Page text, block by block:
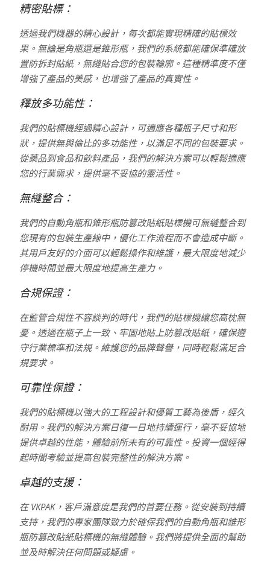
精密貼標：
透過我們機器的精心設計，每次都能實現精確的貼標效
果。無論是角瓶還是錐形瓶，我們的系統都能確保準確放
置防拆封貼紙，無縫貼合您的包裝輪廓。這種精準度不僅
增強了產品的美感，也增強了產品的真實性。
釋放多功能性：
我們的貼標機經過精心設計，可適應各種瓶子尺寸和形
狀，提供無與倫比的多功能性，以滿足不同的包裝要求。
從藥品到食品和飲料產品，我們的解決方案可以輕鬆適應
您的行業需求，提供毫不妥協的靈活性。
無縫整合：
我們的自動角瓶和錐形瓶防篡改貼紙貼標機可無縫整合到
您現有的包裝生產線中，優化工作流程而不會造成中斷。
其用戶友好的介面可以輕鬆操作和維護，最大限度地減少
停機時間並最大限度地提高生產力。
合規保證：
在監管合規性不容談判的時代，我們的貼標機讓您高枕無
憂。透過在瓶子上一致、牢固地貼上防篡改貼紙，確保遵
守行業標準和法規。維護您的品牌聲譽，同時輕鬆滿足合
規要求。
可靠性保證：
我們的貼標機以強大的工程設計和優質工藝為後盾，經久
耐用。我們的解決方案日復一日地持續運行，毫不妥協地
提供卓越的性能，體驗前所未有的可靠性。投資一個經得
起時間考驗並提高包裝完整性的解決方案。
卓越的支援：
在 VKPAK，客戶滿意度是我們的首要任務。從安裝到持續
支持，我們的專家團隊致力於確保我們的自動角瓶和錐形
瓶防篡改貼紙貼標機的無縫體驗。我們將提供全面的幫助
並及時解決任何問題或疑慮。